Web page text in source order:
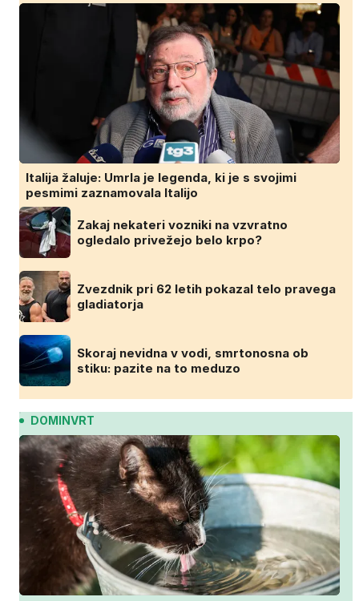
Italija žaluje: Umrla je legenda, ki je s svojimi
pesmimi zaznamovala Italijo
Zakaj nekateri vozniki na vzvratno
ogledalo privežejo belo krpo?
Zvezdnik pri 62 letih pokazal telo pravega
gladiatorja
Skoraj nevidna v vodi, smrtonosna ob
stiku: pazite na to meduzo
DOMINVRT